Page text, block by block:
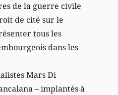
de la guerre civile
de cité sur le
tous les
dans les
Mars Di
– implantés à